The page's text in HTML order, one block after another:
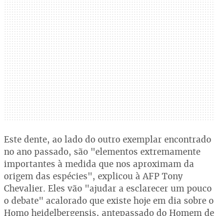
Este dente, ao lado do outro exemplar encontrado
no ano passado, são "elementos extremamente
importantes à medida que nos aproximam da
origem das espécies", explicou à AFP Tony
Chevalier. Eles vão "ajudar a esclarecer um pouco
o debate" acalorado que existe hoje em dia sobre o
Homo heidelbergensis, antepassado do Homem de